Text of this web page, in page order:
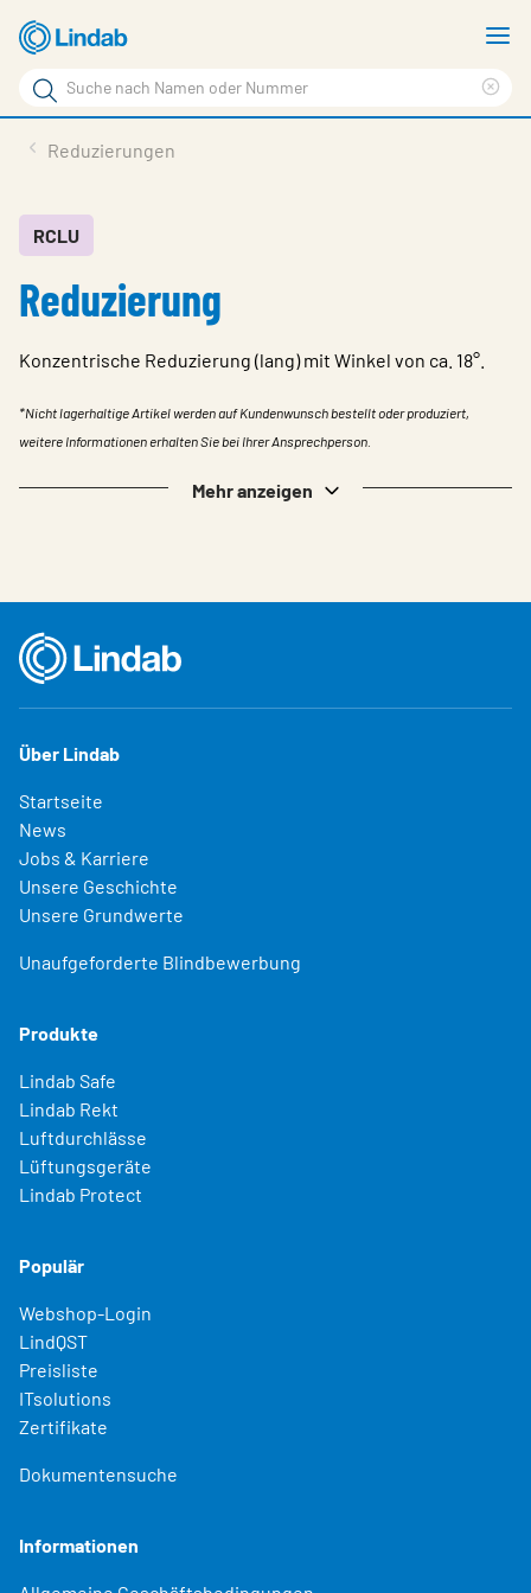
Zum
Hauptinhalt
Suchbegriff
Seite
durchsuchen
Im Fokus
Über Lindab
Einloggen
Sprache wählen
Switzerland - German
Reduzierungen
RCLU
Reduzierung
Konzentrische Reduzierung (lang) mit Winkel von ca. 18°.
*Nicht lagerhaltige Artikel werden auf Kundenwunsch bestellt oder produziert,
weitere Informationen erhalten Sie bei Ihrer Ansprechperson.
Mehr anzeigen
Über Lindab
Startseite
News
Jobs & Karriere
Unsere Geschichte
Unsere Grundwerte
Unaufgeforderte Blindbewerbung
Produkte
Lindab Safe
Lindab Rekt
Luftdurchlässe
Lüftungsgeräte
Lindab Protect
Populär
Webshop-Login
LindQST
Preisliste
ITsolutions
Zertifikate
Dokumentensuche
Informationen